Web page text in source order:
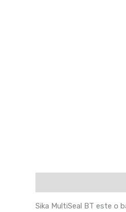
Sika MultiSeal BT este o